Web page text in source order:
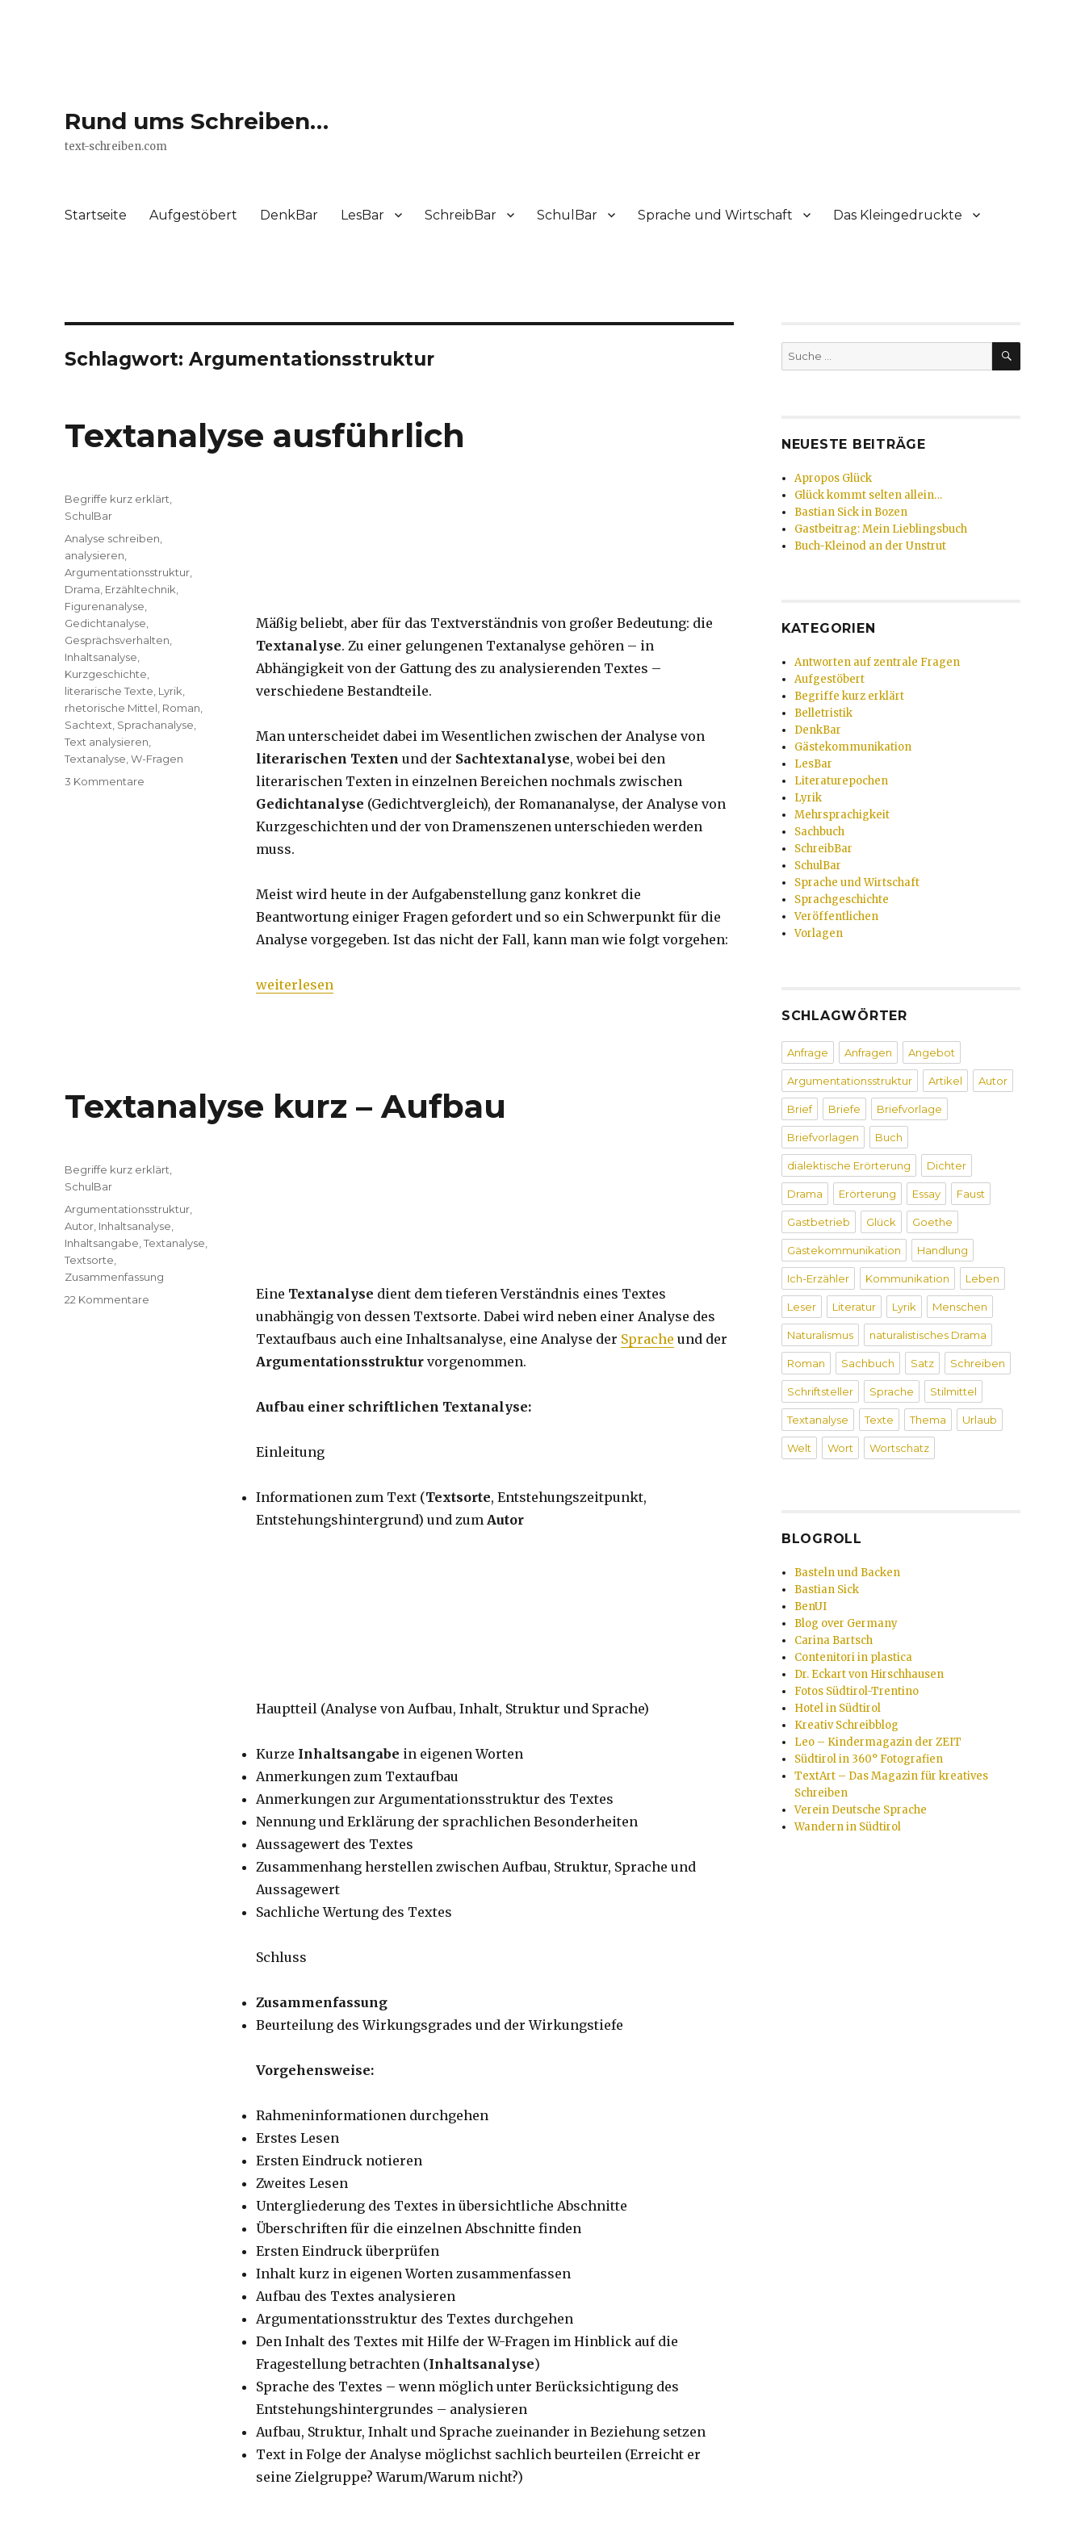
Rund ums Schreiben…
text-schreiben.com
Startseite Aufgestöbert DenkBar LesBar SchreibBar SchulBar Sprache und Wirtschaft Das Kleingedruckte
Schlagwort: Argumentationsstruktur
Textanalyse ausführlich
Mäßig beliebt, aber für das Textverständnis von großer Bedeutung: die
Textanalyse. Zu einer gelungenen Textanalyse gehören – in
Abhängigkeit von der Gattung des zu analysierenden Textes –
verschiedene Bestandteile.
Man unterscheidet dabei im Wesentlichen zwischen der Analyse von
literarischen Texten und der Sachtextanalyse, wobei bei den
literarischen Texten in einzelnen Bereichen nochmals zwischen
Gedichtanalyse (Gedichtvergleich), der Romananalyse, der Analyse von
Kurzgeschichten und der von Dramenszenen unterschieden werden
muss.
Meist wird heute in der Aufgabenstellung ganz konkret die
Beantwortung einiger Fragen gefordert und so ein Schwerpunkt für die
Analyse vorgegeben. Ist das nicht der Fall, kann man wie folgt vorgehen:
„Textanalyse ausführlich“
weiterlesen
Kategorien
Begriffe kurz erklärt
SchulBar
Tags
Analyse schreiben
analysieren
Argumentationsstruktur
Drama Erzähltechnik
Figurenanalyse
Gedichtanalyse
Gesprächsverhalten
Inhaltsanalyse
Kurzgeschichte
literarische Texte Lyrik
rhetorische Mittel Roman
Sachtext Sprachanalyse
Text analysieren
Textanalyse ,W-Fragen
3 Kommentare
Textanalyse kurz – Aufbau
Eine Textanalyse dient dem tieferen Verständnis eines Textes
unabhängig von dessen Textsorte. Dabei wird neben einer Analyse des
Textaufbaus auch eine Inhaltsanalyse, eine Analyse der Sprache und der
Argumentationsstruktur vorgenommen.
Aufbau einer schriftlichen Textanalyse:
Einleitung
Informationen zum Text (Textsorte, Entstehungszeitpunkt,
Entstehungshintergrund) und zum Autor
Hauptteil (Analyse von Aufbau, Inhalt, Struktur und Sprache)
Kurze Inhaltsangabe in eigenen Worten
Anmerkungen zum Textaufbau
Anmerkungen zur Argumentationsstruktur des Textes
Nennung und Erklärung der sprachlichen Besonderheiten
Aussagewert des Textes
Zusammenhang herstellen zwischen Aufbau, Struktur, Sprache und
Aussagewert
Sachliche Wertung des Textes
Schluss
Zusammenfassung
Beurteilung des Wirkungsgrades und der Wirkungstiefe
Vorgehensweise:
Rahmeninformationen durchgehen
Erstes Lesen
Ersten Eindruck notieren
Zweites Lesen
Untergliederung des Textes in übersichtliche Abschnitte
Überschriften für die einzelnen Abschnitte finden
Ersten Eindruck überprüfen
Inhalt kurz in eigenen Worten zusammenfassen
Aufbau des Textes analysieren
Argumentationsstruktur des Textes durchgehen
Den Inhalt des Textes mit Hilfe der W-Fragen im Hinblick auf die
Fragestellung betrachten (Inhaltsanalyse)
Sprache des Textes – wenn möglich unter Berücksichtigung des
Entstehungshintergrundes – analysieren
Aufbau, Struktur, Inhalt und Sprache zueinander in Beziehung setzen
Text in Folge der Analyse möglichst sachlich beurteilen (Erreicht er
seine Zielgruppe? Warum/Warum nicht?)
Kategorien
Begriffe kurz erklärt
SchulBar
Tags
Argumentationsstruktur
Autor Inhaltsanalyse
Inhaltsangabe ,Textanalyse
Textsorte
Zusammenfassung
22 Kommentare
Suche
nach:
SUCHE
NEUESTE BEITRÄGE
Apropos Glück
Glück kommt selten allein…
Bastian Sick in Bozen
Gastbeitrag: Mein Lieblingsbuch
Buch-Kleinod an der Unstrut
KATEGORIEN
Antworten auf zentrale Fragen
Aufgestöbert
Begriffe kurz erklärt
Belletristik
DenkBar
Gästekommunikation
LesBar
Literaturepochen
Lyrik
Mehrsprachigkeit
Sachbuch
SchreibBar
SchulBar
Sprache und Wirtschaft
Sprachgeschichte
Veröffentlichen
Vorlagen
SCHLAGWÖRTER
Anfrage Anfragen Angebot
Argumentationsstruktur Artikel Autor
Brief Briefe Briefvorlage
Briefvorlagen Buch
dialektische Erörterung Dichter
Drama Erörterung Essay Faust
Gastbetrieb Glück Goethe
Gästekommunikation Handlung
Ich-Erzähler Kommunikation Leben
Leser Literatur Lyrik Menschen
Naturalismus naturalistisches Drama
Roman Sachbuch Satz Schreiben
Schriftsteller Sprache Stilmittel
Textanalyse Texte Thema Urlaub
Welt Wort Wortschatz
BLOGROLL
Basteln und Backen
Bastian Sick
BenUI
Blog over Germany
Carina Bartsch
Contenitori in plastica
Dr. Eckart von Hirschhausen
Fotos Südtirol-Trentino
Hotel in Südtirol
Kreativ Schreibblog
Leo – Kindermagazin der ZEIT
Südtirol in 360° Fotografien
TextArt – Das Magazin für kreatives
Schreiben
Verein Deutsche Sprache
Wandern in Südtirol